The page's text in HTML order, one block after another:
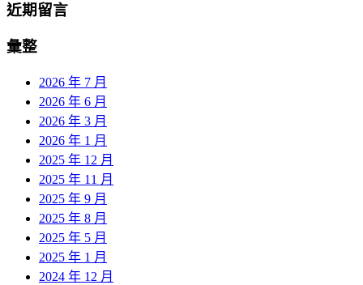
近期留言
彙整
2026 年 7 月
2026 年 6 月
2026 年 3 月
2026 年 1 月
2025 年 12 月
2025 年 11 月
2025 年 9 月
2025 年 8 月
2025 年 5 月
2025 年 1 月
2024 年 12 月